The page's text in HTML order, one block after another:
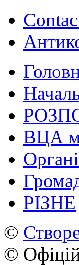
ВЦА
РІЗНЕ
©
©